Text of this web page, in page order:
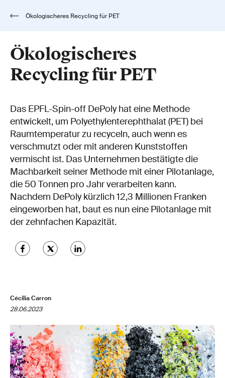
Ökologischeres Recycling für PET
Ökologischeres
Recycling für PET
Das EPFL-Spin-off DePoly hat eine Methode
entwickelt, um Polyethylenterephthalat (PET) bei
Raumtemperatur zu recyceln, auch wenn es
verschmutzt oder mit anderen Kunststoffen
vermischt ist. Das Unternehmen bestätigte die
Machbarkeit seiner Methode mit einer Pilotanlage,
die 50 Tonnen pro Jahr verarbeiten kann.
Nachdem DePoly kürzlich 12,3 Millionen Franken
eingeworben hat, baut es nun eine Pilotanlage mit
der zehnfachen Kapazität.
Cécilia Carron
28.06.2023